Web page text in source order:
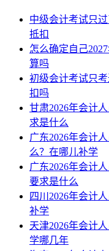
中级会计考试只
抵扣
怎么确定自己
算吗
初级会计考试只
扣吗
甘肃2026年会计
求是什么
广东2026年会计
么？在哪儿补学
广东2026年会计
要求是什么
四川2026年会计
补学
天津2026年会计
学哪几年